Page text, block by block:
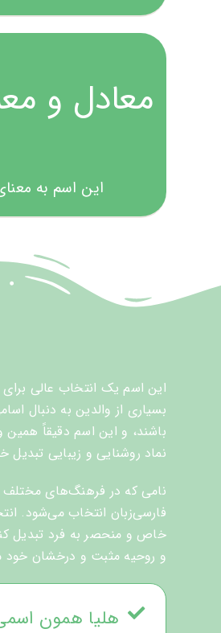
معادل و
این اسم به
این اسم یک انتخاب عالی
بسیاری از والدین به دنبال
باشند، و این اسم دقیقاً همین
نماد روشنایی و زیبایی تبدیل
نامی که در فرهنگ‌های مختلف
فارسی‌زبان انتخاب می‌شود.
خاص و منحصر به فرد تبدیل
و روحیه مثبت و درخشان خود
هلیا همون